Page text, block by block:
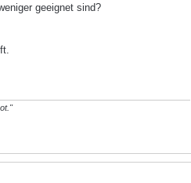
geeignet sind?